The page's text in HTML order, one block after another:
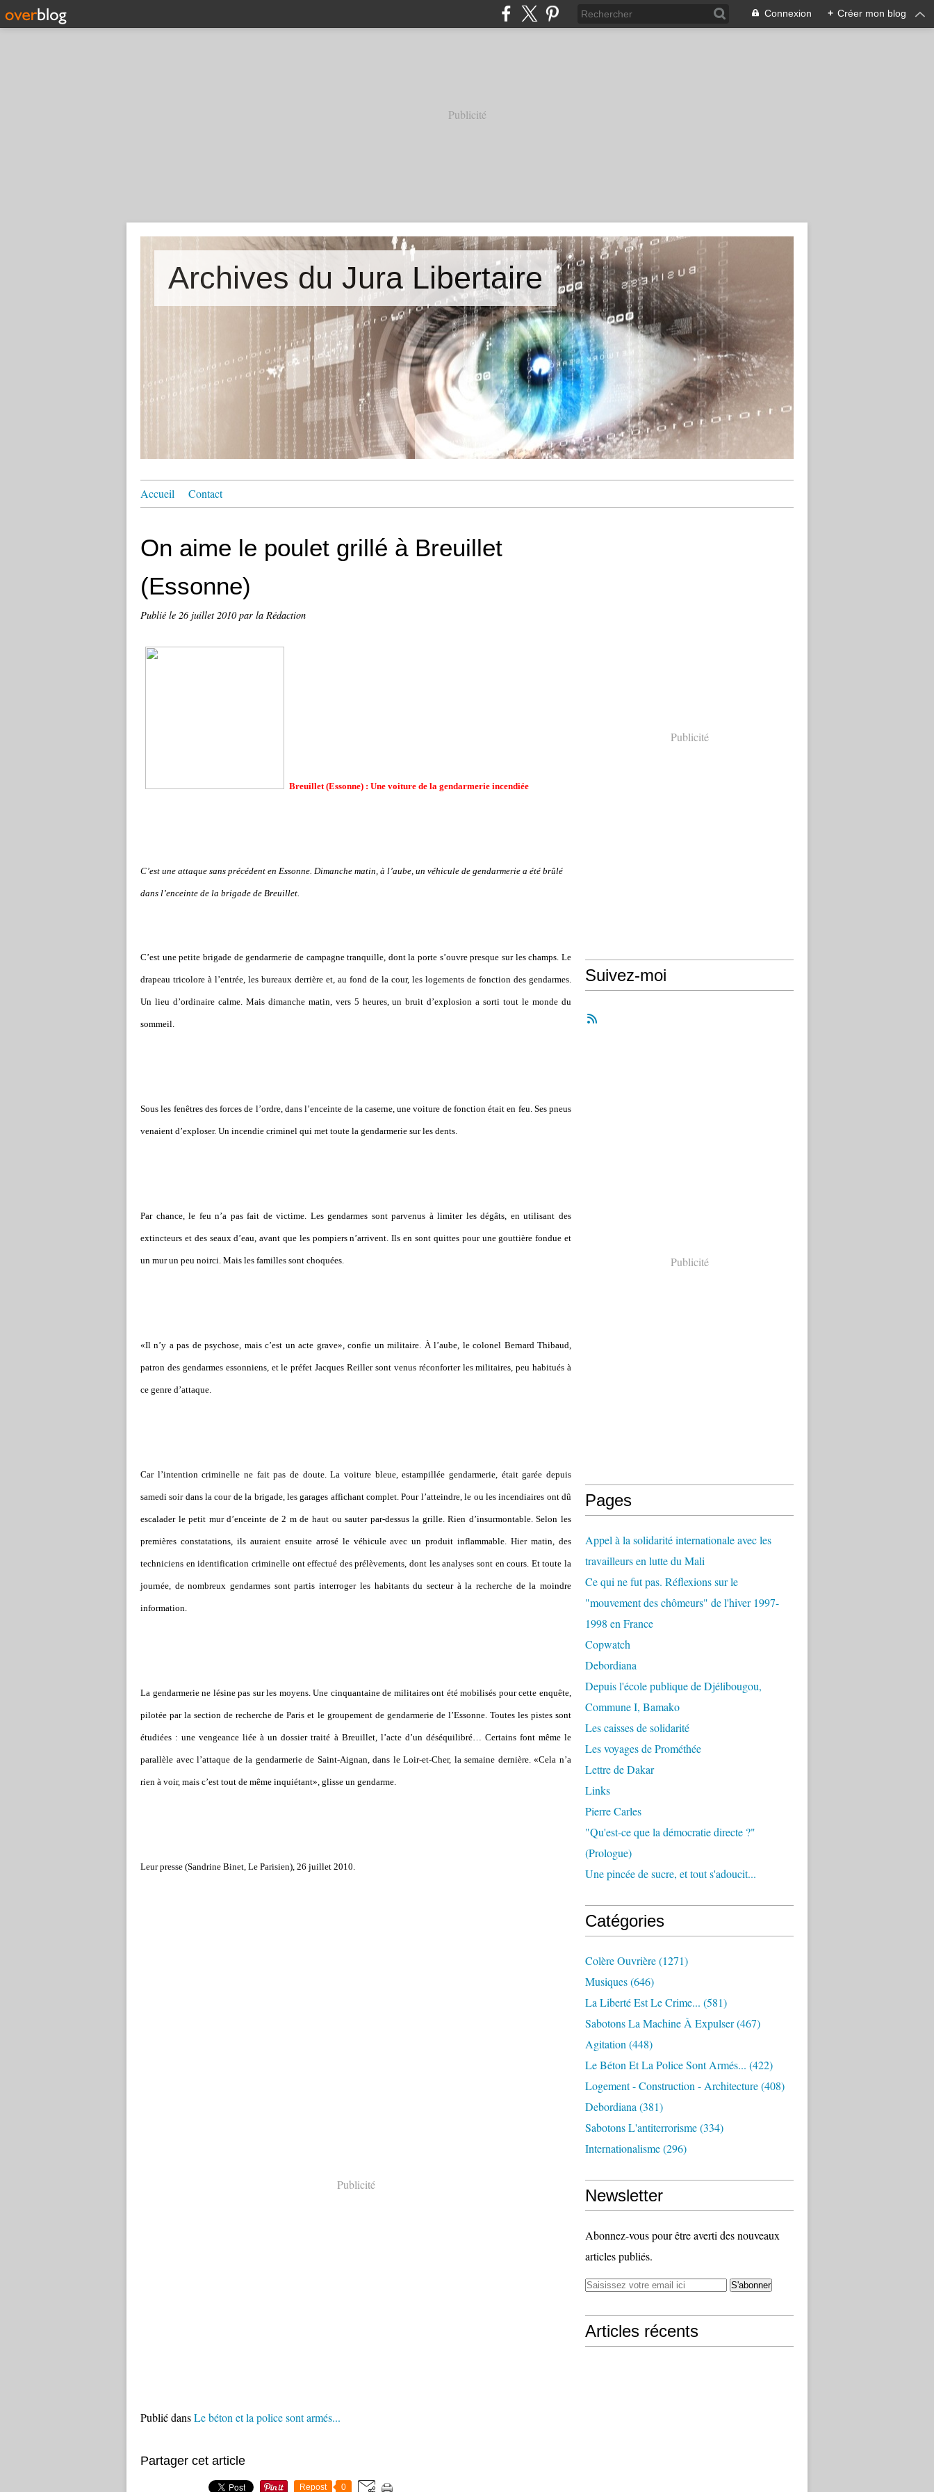
Connexion + Créer mon blog
Publicité
Archives du Jura Libertaire
Accueil Contact
On aime le poulet grillé à Breuillet
(Essonne)
Publié le 26 juillet 2010par la Rédaction
Breuillet (Essonne) : Une voiture de la gendarmerie incendiée
C’est une attaque sans précédent en Essonne. Dimanche matin, à l’aube, un véhicule de gendarmerie a été brûlé
dans l’enceinte de la brigade de Breuillet.
C’est une petite brigade de gendarmerie de campagne tranquille, dont la porte s’ouvre presque sur les champs. Le
drapeau tricolore à l’entrée, les bureaux derrière et, au fond de la cour, les logements de fonction des gendarmes.
Un lieu d’ordinaire calme. Mais dimanche matin, vers 5 heures, un bruit d’explosion a sorti tout le monde du
sommeil.
Sous les fenêtres des forces de l’ordre, dans l’enceinte de la caserne, une voiture de fonction était en feu. Ses pneus
venaient d’exploser. Un incendie criminel qui met toute la gendarmerie sur les dents.
Par chance, le feu n’a pas fait de victime. Les gendarmes sont parvenus à limiter les dégâts, en utilisant des
extincteurs et des seaux d’eau, avant que les pompiers n’arrivent. Ils en sont quittes pour une gouttière fondue et
un mur un peu noirci. Mais les familles sont choquées.
«Il n’y a pas de psychose, mais c’est un acte grave», confie un militaire. À l’aube, le colonel Bernard Thibaud,
patron des gendarmes essonniens, et le préfet Jacques Reiller sont venus réconforter les militaires, peu habitués à
ce genre d’attaque.
Car l’intention criminelle ne fait pas de doute. La voiture bleue, estampillée gendarmerie, était garée depuis
samedi soir dans la cour de la brigade, les garages affichant complet. Pour l’atteindre, le ou les incendiaires ont dû
escalader le petit mur d’enceinte de 2 m de haut ou sauter par-dessus la grille. Rien d’insurmontable. Selon les
premières constatations, ils auraient ensuite arrosé le véhicule avec un produit inflammable. Hier matin, des
techniciens en identification criminelle ont effectué des prélèvements, dont les analyses sont encours. Et toute la
journée, de nombreux gendarmes sont partis interroger les habitants du secteur à la recherche de la moindre
information.
La gendarmerie ne lésine pas sur les moyens. Une cinquantaine de militaires ont été mobilisés pour cette enquête,
pilotée par la section de recherche de Paris et le groupement de gendarmerie de l’Essonne. Toutes les pistes sont
étudiées : une vengeance liée à un dossier traité à Breuillet, l’acte d’un déséquilibré… Certains font même le
parallèle avec l’attaque de la gendarmerie de Saint-Aignan, dans le Loir-et-Cher, la semaine dernière. «Cela n’a
rien à voir, mais c’est tout de même inquiétant», glisse un gendarme.
Leur presse (Sandrine Binet, Le Parisien), 26 juillet 2010.
Publicité
Publié dansLe béton et la police sont armés...
Partager cet article
Repost 0
Publicité
Suivez-moi
Publicité
Pages
Appel à la solidarité internationale avec les
travailleurs en lutte du Mali
Ce qui ne fut pas. Réflexions sur le
"mouvement des chômeurs" de l'hiver 1997-
1998 en France
Copwatch
Debordiana
Depuis l'école publique de Djélibougou,
Commune I, Bamako
Les caisses de solidarité
Les voyages de Prométhée
Lettre de Dakar
Links
Pierre Carles
"Qu'est-ce que la démocratie directe ?"
(Prologue)
Une pincée de sucre, et tout s'adoucit...
Catégories
Colère Ouvrière(1271)
Musiques(646)
La Liberté Est Le Crime... (581)
Sabotons La Machine À Expulser(467)
Agitation (448)
Le Béton Et La Police Sont Armés... (422)
Logement - Construction - Architecture(408)
Debordiana (381)
Sabotons L'antiterrorisme(334)
Internationalisme(296)
Newsletter
Abonnez-vous pour être averti des nouveaux
articles publiés.
Articles récents